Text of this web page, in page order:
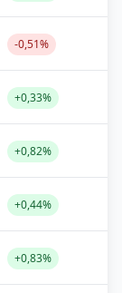
-0,51%
+0,33%
+0,82%
+0,44%
+0,83%